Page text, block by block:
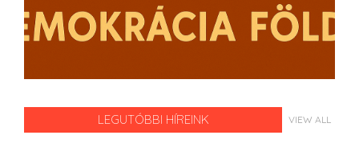
LEGUTÓBBI HÍREINK VIEW ALL